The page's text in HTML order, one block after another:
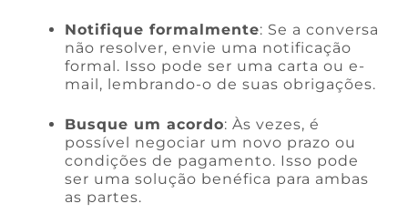
Notifique formalmente: Se a conversa
não resolver, envie uma notificação
formal. Isso pode ser uma carta ou e-
mail, lembrando-o de suas obrigações.
Busque um acordo: Às vezes, é
possível negociar um novo prazo ou
condições de pagamento. Isso pode
ser uma solução benéfica para ambas
as partes.